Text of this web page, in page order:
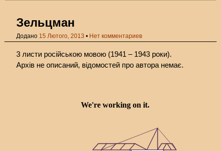
Зельцман
Додано 15 Лютого, 2013 • Нет комментариев
3 листи російською мовою (1941 – 1943 роки).
Архів не описаний, відомостей про автора немає.